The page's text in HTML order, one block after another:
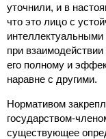
уточнили, и в
что это лицо с
при
его полному и
наравне с другими.
Нормативом
государством-
существующее